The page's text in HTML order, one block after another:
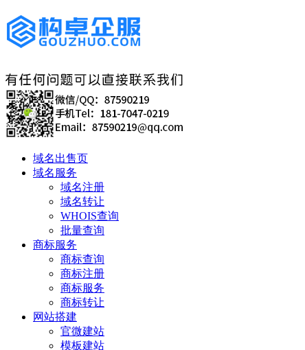
域名出售页
域名服务
域名注册
域名转让
WHOIS查询
批量查询
商标服务
商标查询
商标注册
商标服务
商标转让
网站搭建
官微建站
模板建站